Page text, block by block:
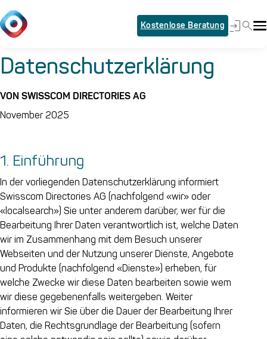
Kostenlose Beratung
Datenschutzerklärung
VON SWISSCOM DIRECTORIES AG
November 2025
1. Einführung
In der vorliegenden Datenschutzerklärung informiert
Swisscom Directories AG (nachfolgend «wir» oder
«localsearch») Sie unter anderem darüber, wer für die
Bearbeitung Ihrer Daten verantwortlich ist, welche Daten
wir im Zusammenhang mit dem Besuch unserer
Webseiten und der Nutzung unserer Dienste, Angebote
und Produkte (nachfolgend «Dienste») erheben, für
welche Zwecke wir diese Daten bearbeiten sowie wem
wir diese gegebenenfalls weitergeben. Weiter
informieren wir Sie über die Dauer der Bearbeitung Ihrer
Daten, die Rechtsgrundlage der Bearbeitung (sofern